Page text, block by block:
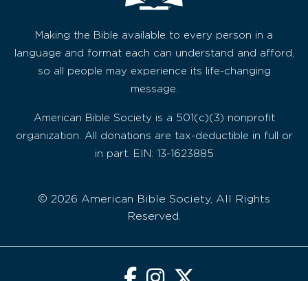
Making the Bible available to every person in a
language and format each can understand and afford,
so all people may experience its life-changing
message.
American Bible Society is a 501(c)(3) nonprofit
organization. All donations are tax-deductible in full or
in part. EIN: 13-1623885
© 2026 American Bible Society, All Rights
Reserved.